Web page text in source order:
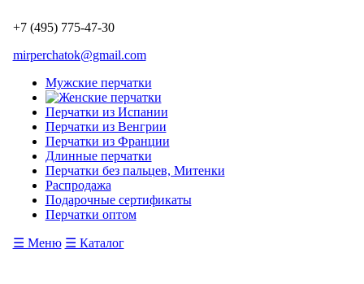
+7 (495) 775-47-30
mirperchatok@gmail.com
Мужские перчатки
Перчатки из Испании
Перчатки из Венгрии
Перчатки из Франции
Длинные перчатки
Перчатки без пальцев, Митенки
Распродажа
Подарочные сертификаты
Перчатки оптом
☰ Меню ☰ Каталог